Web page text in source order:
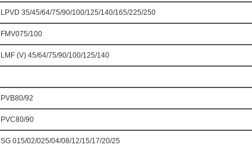
LPVD 35/45/64/75/90/100/125/140/165/225/250
FMV075/100
LMF (V) 45/64/75/90/100/125/140
PVB80/92
PVC80/90
SG 015/02/025/04/08/12/15/17/20/25